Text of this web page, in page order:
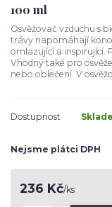
100 ml
Osvěžovač vzduchu s
trávy napomáhají
omlazující a inspirující.
Vhodný také pro
nebo oblečení. V
Dostupnost
Nejsme plátci DPH
236 Kč/ks